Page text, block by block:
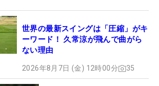
世界の最新スイングは「圧縮」がキ
ーワード！ 久常涼が飛んで曲がら
ない理由
2026年8月7日 (金) 12時00分 35